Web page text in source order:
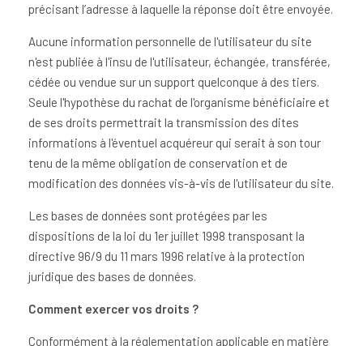
précisant l’adresse à laquelle la réponse doit être envoyée.
Aucune information personnelle de l'utilisateur du site
n'est publiée à l'insu de l'utilisateur, échangée, transférée,
cédée ou vendue sur un support quelconque à des tiers.
Seule l'hypothèse du rachat de l'organisme bénéficiaire et
de ses droits permettrait la transmission des dites
informations à l'éventuel acquéreur qui serait à son tour
tenu de la même obligation de conservation et de
modification des données vis-à-vis de l'utilisateur du site.
Les bases de données sont protégées par les
dispositions de la loi du 1er juillet 1998 transposant la
directive 96/9 du 11 mars 1996 relative à la protection
juridique des bases de données.
Comment exercer vos droits ?
Conformément à la réglementation applicable en matière